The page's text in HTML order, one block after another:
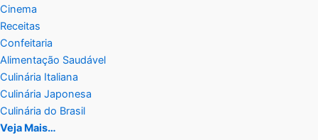
Cinema
Receitas
Confeitaria
Alimentação Saudável
Culinária Italiana
Culinária Japonesa
Culinária do Brasil
Veja Mais…